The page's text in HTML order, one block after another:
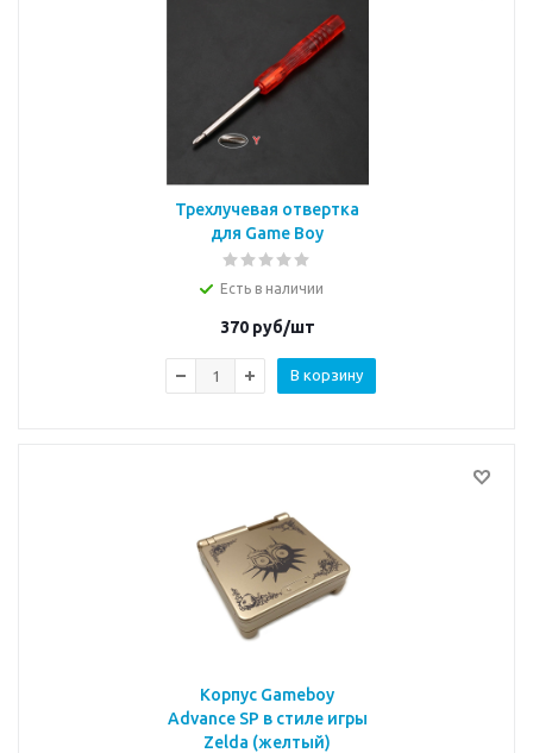
Трехлучевая отвертка
для Game Boy
Есть в наличии
370руб/шт
В корзину
Корпус Gameboy
Advance SP в стиле игры
Zelda (желтый)